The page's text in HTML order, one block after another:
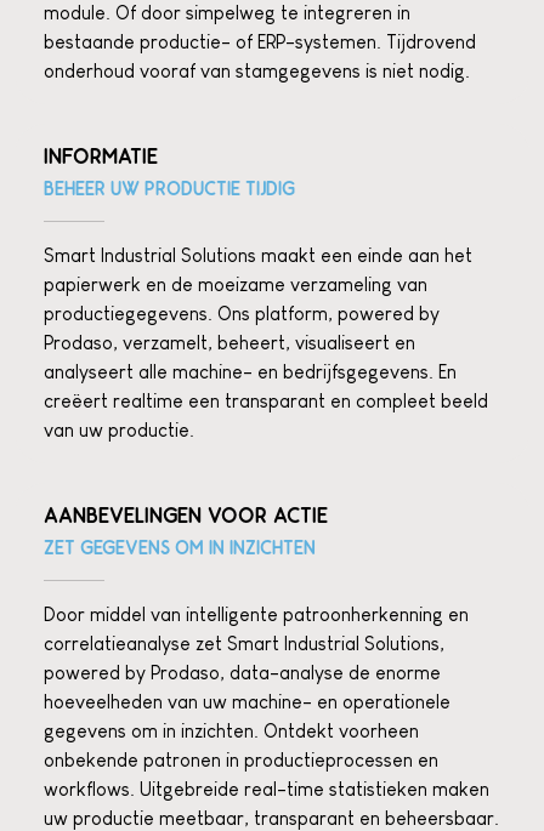
module. Of door simpelweg te integreren in
bestaande productie- of ERP-systemen. Tijdrovend
onderhoud vooraf van stamgegevens is niet nodig.
INFORMATIE
BEHEER UW PRODUCTIE TIJDIG
Smart Industrial Solutions maakt een einde aan het
papierwerk en de moeizame verzameling van
productiegegevens. Ons platform, powered by
Prodaso, verzamelt, beheert, visualiseert en
analyseert alle machine- en bedrijfsgegevens. En
creëert realtime een transparant en compleet beeld
van uw productie.
AANBEVELINGEN VOOR ACTIE
ZET GEGEVENS OM IN INZICHTEN
Door middel van intelligente patroonherkenning en
correlatieanalyse zet Smart Industrial Solutions,
powered by Prodaso, data-analyse de enorme
hoeveelheden van uw machine- en operationele
gegevens om in inzichten. Ontdekt voorheen
onbekende patronen in productieprocessen en
workflows. Uitgebreide real-time statistieken maken
uw productie meetbaar, transparant en beheersbaar.